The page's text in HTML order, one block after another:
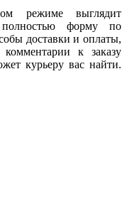
режиме выглядит
полностью форму по
доставки и оплаты,
к заказу
курьеру вас найти.